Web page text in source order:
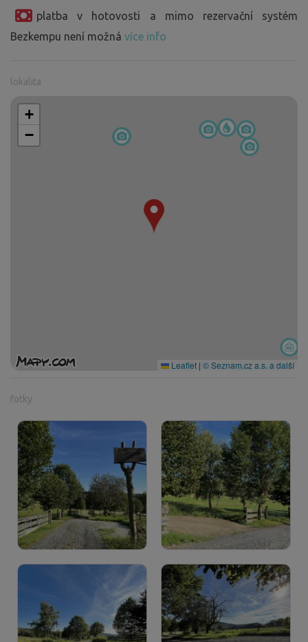
platba v hotovosti a mimo rezervační systém
Bezkempu není možná více info
lokalita
+
−
Leaflet | © Seznam.cz a.s. a další
fotky